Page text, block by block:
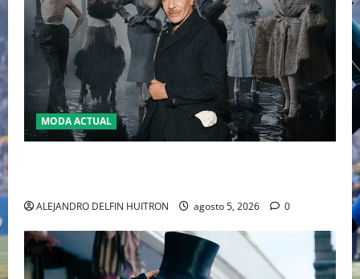
MODA ACTUAL
ALEJANDRO DELFIN HUITRON agosto 5, 2026 0